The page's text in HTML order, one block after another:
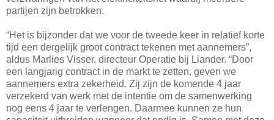
partijen zijn betrokken.
“Het is bijzonder dat we voor de tweede keer in relatief korte
tijd een dergelijk groot contract tekenen met aannemers”,
aldus Marlies Visser, directeur Operatie bij Liander. “Door
een langjarig contract in de markt te zetten, geven we
aannemers extra zekerheid. Zij zijn de komende 4 jaar
verzekerd van werk met de intentie om de samenwerking
nog eens 4 jaar te verlengen. Daarmee kunnen ze hun